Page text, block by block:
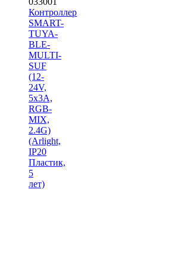
Контроллер
SMART-
TUYA-
BLE-
MULTI-
SUF
(12-
24V,
5x3A,
RGB-
MIX,
2.4G)
(Arlight,
IP20
Пластик,
5
лет)